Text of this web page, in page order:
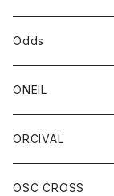
シャツ
ショートパンツ
パンツ
レディース
シャツ
Tシャツ
ストール/マフラー
シャツ
シャツジャケット
ボトム
ショートパンツ
ジーンズ
スエット
ボトム
ショートパンツ
パンツ
レディース
ボトム
Odds
帽子
ONEIL
スカート
ORCIVAL
アウター
OSC CROSS